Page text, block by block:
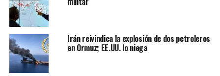
“Con fundamento en los artículos 3, 6, 12 y 14 de la Ley
de Cámaras Empresariales y sus Confederaciones, 11, 12,
13, 18 y 19 del Reglamento de la Ley de Cámaras
Empresariales y sus Confederaciones, y 14 fracción
Irán reivindica la explosión de dos petroleros
en Ormuz; EE.UU. lo niega